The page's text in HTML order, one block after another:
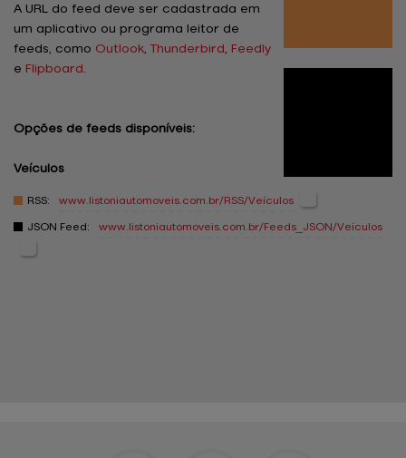
A URL do feed deve ser cadastrada em
um aplicativo ou programa leitor de
feeds, como Outlook, Thunderbird, Feedly
e Flipboard.
Opções de feeds disponíveis:
Veículos
RSS: www.listoniautomoveis.com.br/RSS/Veículos
JSON Feed: www.listoniautomoveis.com.br/Feeds_JSON/Veículos